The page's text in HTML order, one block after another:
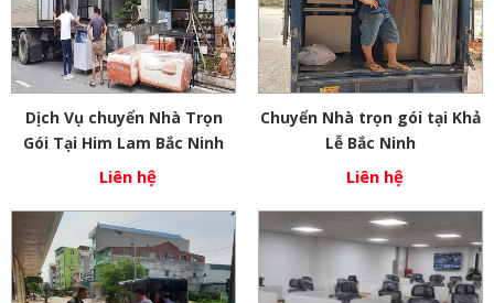
Dịch Vụ chuyển Nhà Trọn
Gói Tại Him Lam Bắc Ninh
Liên hệ
Chuyển Nhà trọn gói tại Khả
Lễ Bắc Ninh
Liên hệ